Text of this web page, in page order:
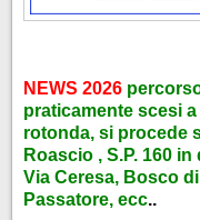
NEWS 2026
praticamente scesi
rotonda, si procede
Roascio , S.P. 160
Via Ceresa, Bosco
Passatore, ecc..